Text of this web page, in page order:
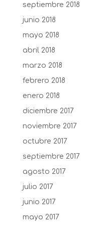
septiembre 2018
junio 2018
mayo 2018
abril 2018
marzo 2018
febrero 2018
enero 2018
diciembre 2017
noviembre 2017
octubre 2017
septiembre 2017
agosto 2017
julio 2017
junio 2017
mayo 2017